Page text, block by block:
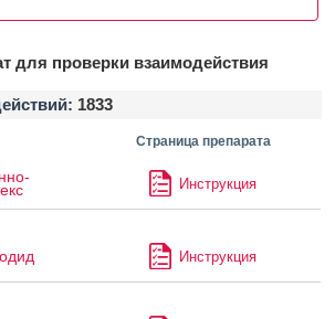
для проверки взаимодействия
1833
Страница препарата
Инструкция
Инструкция